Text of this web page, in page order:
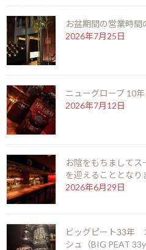
高度経済成長期がはじまる1950年
化が定着し始め、1980年代になる
ー｣ブームが起こり、本坊酒造はブ
1985年には｢いつか日本の風土を生
たい｣という夢を実現するため、長
します。
マルスのウイスキー造りに欠かせ
顧問に就任した岩井喜一郎です。
て有名な“マッサン”こと竹鶴政孝
トランド行きを後押しした人物と
岩井の元に渡り、そのノートを参
りました。
お盆期間の営業時間
2026年7月25日
ニューグローブ 10年
2026年7月12日
お陰をもちまして
を迎えることとなり
2026年6月29日
ビッグピート33年
シュ（BIG PEAT